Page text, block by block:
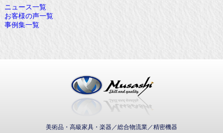
ニュース一覧
お客様の声一覧
事例集一覧
美術品・高級家具・楽器／総合物流業／精密機器